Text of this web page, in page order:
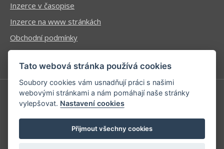
Inzerce v časopise
Inzerce na www stránkách
Obchodní podmínky
Ochrana osobních údajů
Příhlášení | Registrace
Kontaktní informace
Mapa stránek
Tato webová stránka používá cookies
Soubory cookies vám usnadňují práci s našimi
webovými stránkami a nám pomáhají naše stránky
vylepšovat. Nastavení cookies
Přijmout všechny cookies